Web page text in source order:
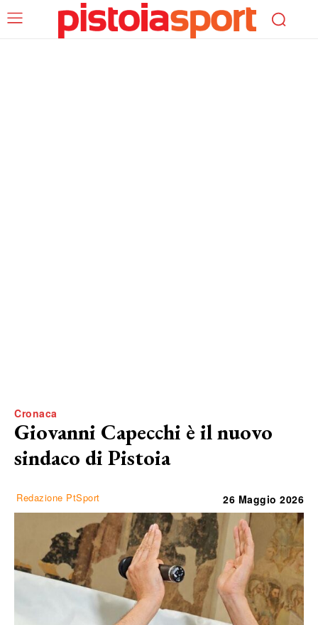
Cronaca
Giovanni Capecchi è il nuovo
sindaco di Pistoia
Redazione PtSport 26 Maggio 2026